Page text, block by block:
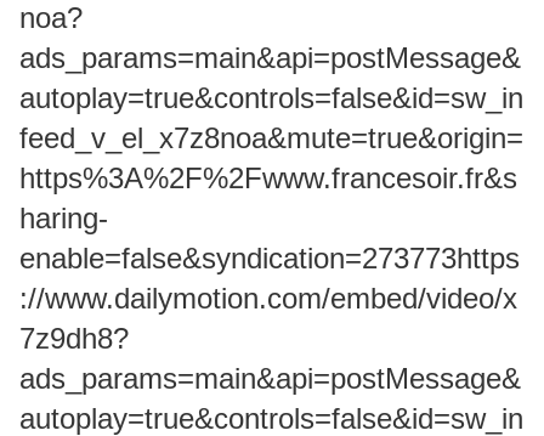
noa?
ads_params=main&api=postMessage&
autoplay=true&controls=false&id=sw_in
feed_v_el_x7z8noa&mute=true&origin=
https%3A%2F%2Fwww.francesoir.fr&s
haring-
enable=false&syndication=273773https
://www.dailymotion.com/embed/video/x
7z9dh8?
ads_params=main&api=postMessage&
autoplay=true&controls=false&id=sw_in